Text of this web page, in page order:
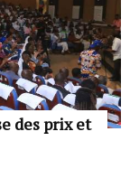
des prix et